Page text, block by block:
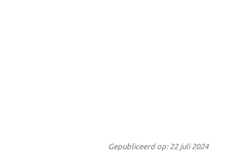
Gepubliceerd op: 22 juli 2024